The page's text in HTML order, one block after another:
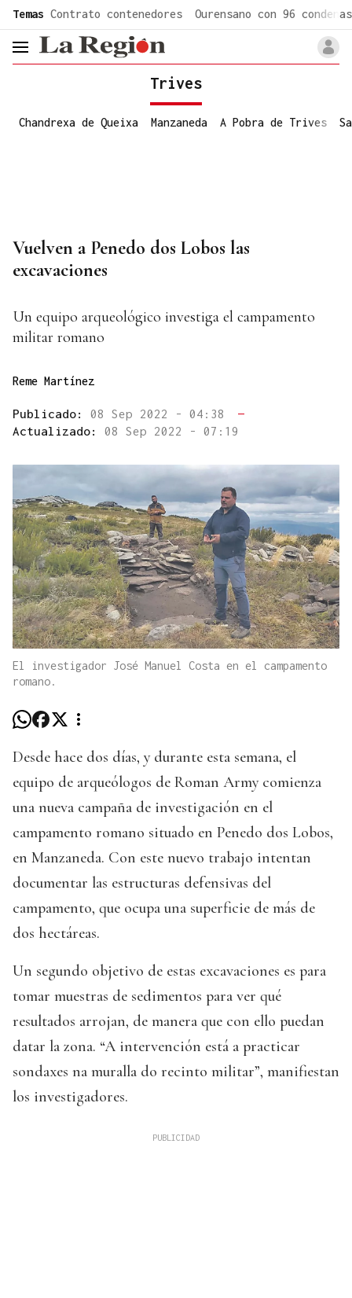
Temas Contrato contenedores Ourensano con 96 condenas
header.menu.open
Trives
Chandrexa de Queixa Manzaneda A Pobra de Trives
Vuelven a Penedo dos Lobos las
excavaciones
Un equipo arqueológico investiga el campamento
militar romano
Reme Martínez
Publicado: 08 Sep 2022 - 04:38
—
Actualizado: 08 Sep 2022 - 07:19
El investigador José Manuel Costa en el campamento
romano.
Desde hace dos días, y durante esta semana, el
equipo de arqueólogos de Roman Army comienza
una nueva campaña de investigación en el
campamento romano situado en Penedo dos Lobos,
en Manzaneda. Con este nuevo trabajo intentan
documentar las estructuras defensivas del
campamento, que ocupa una superficie de más de
dos hectáreas.
Un segundo objetivo de estas excavaciones es para
tomar muestras de sedimentos para ver qué
resultados arrojan, de manera que con ello puedan
datar la zona. “A intervención está a practicar
sondaxes na muralla do recinto militar”, manifiestan
los investigadores.